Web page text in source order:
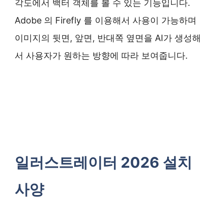
각도에서 백터 객체를 볼 수 있는 기능입니다.
Adobe 의 Firefly 를 이용해서 사용이 가능하며
이미지의 뒷면, 앞면, 반대쪽 옆면을 AI가 생성해
서 사용자가 원하는 방향에 따라 보여줍니다.
일러스트레이터 2026 설치
사양